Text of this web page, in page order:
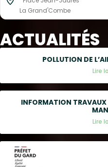
La Grand'Combe
ACTUALITÉS
POLLUTION DE
Lire
INFORMATION
Lire